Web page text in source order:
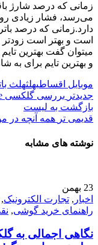
می‌رسد، فشار زیادی
است و بهتر است زودتر
و بهترین تایم برای به شارژ زدن آن
موبایل اقساطیهلثهلث
جدیدتر بررسی گلکسی s25 edge؛ باریک ترین کهکشانی!
بازگشت به لیست
قدیمی تر همه آنچه در
نوشته های مشابه
23 بهمن
اخبار , تجارت الکترونیک,
راهنمای خرید گوشی,